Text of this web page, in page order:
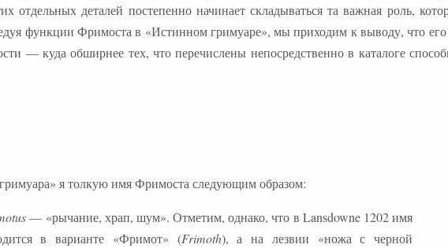
отдельных деталей постепенно начинает складываться та важная роль,
функции Фримоста в «Истинном гримуаре», мы приходим к выводу, что его
— куда обширнее тех, что перечислены непосредственно в каталоге
я толкую имя Фримоста следующим образом:
— «рычание, храп, шум». Отметим, однако, что в Lansdowne 1202 имя
в варианте «Фримот» (Frimoth), а на лезвии «ножа с черной